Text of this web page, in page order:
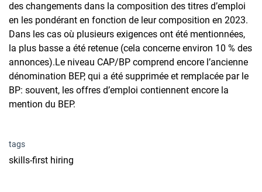
des changements dans la composition des titres d’emploi
en les pondérant en fonction de leur composition en 2023.
Dans les cas où plusieurs exigences ont été mentionnées,
la plus basse a été retenue (cela concerne environ 10 % des
annonces).Le niveau CAP/BP comprend encore l’ancienne
dénomination BEP, qui a été supprimée et remplacée par le
BP: souvent, les offres d’emploi contiennent encore la
mention du BEP.
tags
skills-first hiring